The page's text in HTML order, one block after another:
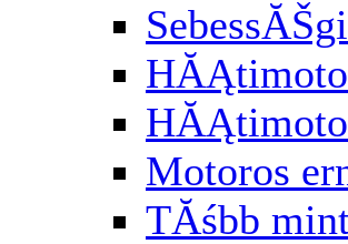
Motoros
TĂśbb